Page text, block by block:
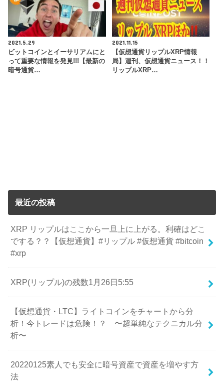
2021.5.29
ビットコインとイーサリアムにと
って重要な情報を発見!!!【最新の
暗号通貨…
2021.11.15
【仮想通貨リップルXRP情報
局】週刊、仮想通貨ニュース！！
リップルXRP…
最近の投稿
XRP リップルはここから一旦上に上がる。利確はどこ
でする？？【仮想通貨】#リップル #仮想通貨 #bitcoin
#xrp
XRP(リップル)の残数1月26日5:55
【仮想通貨・LTC】ライトコインをチャートから分
析！今トレードは危険！？ 〜超単純なテクニカル分
析〜
20220125素人でも安全に暗号資産で資産を増やす方
法